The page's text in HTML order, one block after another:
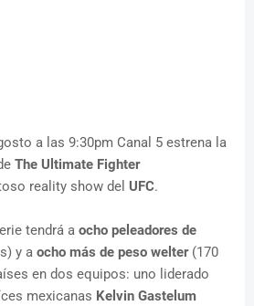
a las 9:30pm Canal 5 estrena la
The Ultimate Fighter
reality show del UFC.
tendrá a ocho peleadores de
y a ocho más de peso welter(170
en dos equipos: uno liderado
mexicanas Kelvin Gastelum